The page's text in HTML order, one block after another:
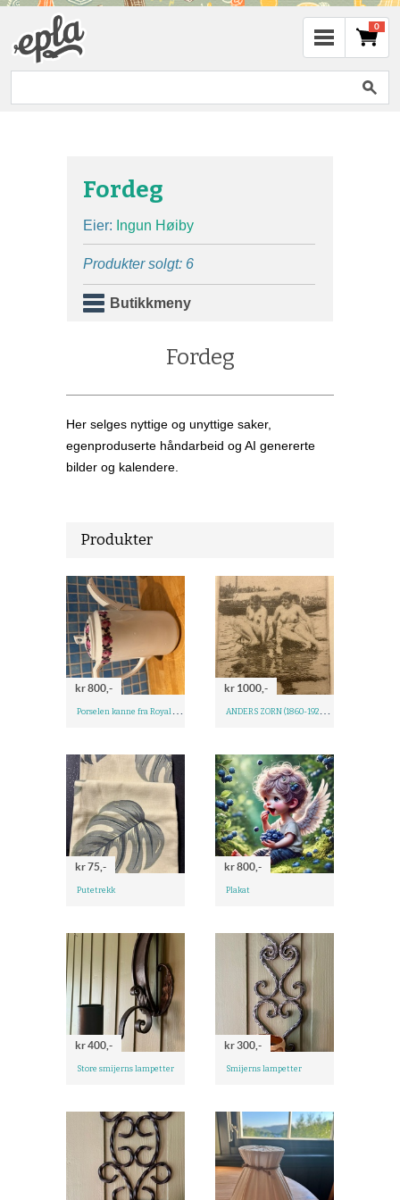
0
Fordeg
Eier: Ingun Høiby
Produkter solgt: 6
Butikkmeny
Fordeg
Her selges nyttige og unyttige saker,
egenproduserte håndarbeid og AI genererte
bilder og kalendere.
Produkter
kr 800,- kr 1000,-
kr 75,-
Putetrekk
kr 800,-
Plakat
kr 400,-
Store smijerns lampetter
kr 300,-
Smijerns lampetter